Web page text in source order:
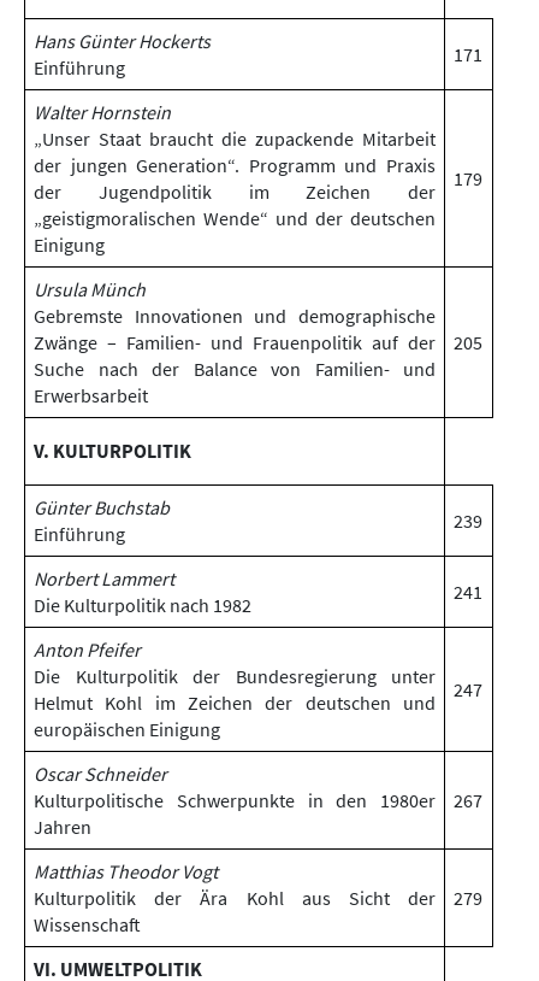
Hans Günter Hockerts
Einführung
171
Walter Hornstein
„Unser Staat braucht die zupackende Mitarbeit
der jungen Generation“. Programm und Praxis
der Jugendpolitik im Zeichen der
„geistigmoralischen Wende“ und der deutschen
Einigung
179
Ursula Münch
Gebremste Innovationen und demographische
Zwänge – Familien- und Frauenpolitik auf der
Suche nach der Balance von Familien- und
Erwerbsarbeit
205
V. KULTURPOLITIK
Günter Buchstab
Einführung
239
Norbert Lammert
Die Kulturpolitik nach 1982
241
Anton Pfeifer
Die Kulturpolitik der Bundesregierung unter
Helmut Kohl im Zeichen der deutschen und
europäischen Einigung
247
Oscar Schneider
Kulturpolitische Schwerpunkte in den 1980er
Jahren
267
Matthias Theodor Vogt
Kulturpolitik der Ära Kohl aus Sicht der
Wissenschaft
279
VI. UMWELTPOLITIK